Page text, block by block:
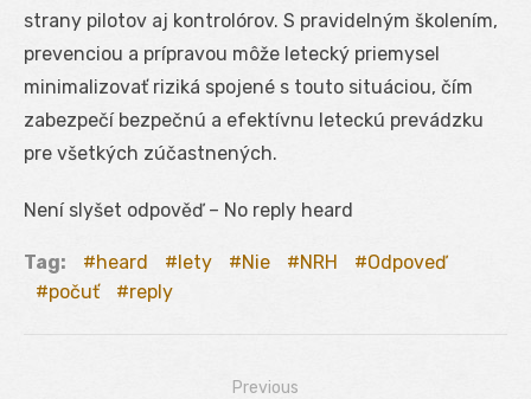
strany pilotov aj kontrolórov. S pravidelným školením,
prevenciou a prípravou môže letecký priemysel
minimalizovať riziká spojené s touto situáciou, čím
zabezpečí bezpečnú a efektívnu leteckú prevádzku
pre všetkých zúčastnených.
Není slyšet odpověď – No reply heard
Tag: heard lety Nie NRH
Odpoveď
počuť
reply
Previous